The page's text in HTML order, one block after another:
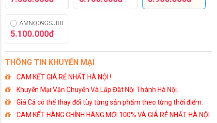
AMNQ09GSJB0
5.100.000đ
THÔNG TIN KHUYẾN MẠI
CAM KẾT GIÁ RẺ NHẤT HÀ NỘI !
Khuyến Mại Vận Chuyển Và Lắp Đặt Nội Thành Hà Nội.
Giá Cả có thể thay đổi tùy từng sản phẩm theo từng thời điểm.
CAM KẾT HÀNG CHÍNH HÃNG MỚI 100% VÀ GIÁ RẺ NHẤT HÀ NỘI.